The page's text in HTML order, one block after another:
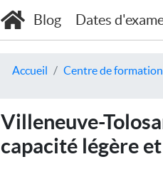
Blog Dates
Accueil Centre de
Villeneuve-
capacité légère